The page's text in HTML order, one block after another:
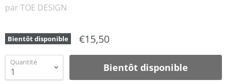
par TOE DESIGN
Bientôt disponible €15,50
Quantité Bientôt disponible